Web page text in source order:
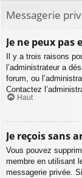
Messagerie
Je ne peux pas
Il y a trois raisons
l’administrateur a
forum, ou
Contactez
Haut
Je reçois sans
Vous pouvez
membre en utilisant
messagerie privée.